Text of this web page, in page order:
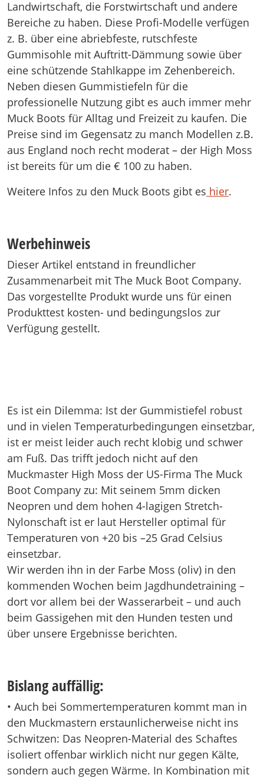
Landwirtschaft, die Forstwirtschaft und andere
Bereiche zu haben. Diese Profi-Modelle verfügen
z. B. über eine abriebfeste, rutschfeste
Gummisohle mit Auftritt-Dämmung sowie über
eine schützende Stahlkappe im Zehenbereich.
Neben diesen Gummistiefeln für die
professionelle Nutzung gibt es auch immer mehr
Muck Boots für Alltag und Freizeit zu kaufen. Die
Preise sind im Gegensatz zu manch Modellen z.B.
aus England noch recht moderat – der High Moss
ist bereits für um die € 100 zu haben.
Weitere Infos zu den Muck Boots gibt es hier.
Werbehinweis
Dieser Artikel entstand in freundlicher
Zusammenarbeit mit The Muck Boot Company.
Das vorgestellte Produkt wurde uns für einen
Produkttest kosten- und bedingungslos zur
Verfügung gestellt.
Es ist ein Dilemma: Ist der Gummistiefel robust
und in vielen Temperaturbedingungen einsetzbar,
ist er meist leider auch recht klobig und schwer
am Fuß. Das trifft jedoch nicht auf den
Muckmaster High Moss der US-Firma The Muck
Boot Company zu: Mit seinem 5mm dicken
Neopren und dem hohen 4-lagigen Stretch-
Nylonschaft ist er laut Hersteller optimal für
Temperaturen von +20 bis –25 Grad Celsius
einsetzbar.
Wir werden ihn in der Farbe Moss (oliv) in den
kommenden Wochen beim Jagdhundetraining –
dort vor allem bei der Wasserarbeit – und auch
beim Gassigehen mit den Hunden testen und
über unsere Ergebnisse berichten.
Bislang auffällig:
• Auch bei Sommertemperaturen kommt man in
den Muckmastern erstaunlicherweise nicht ins
Schwitzen: Das Neopren-Material des Schaftes
isoliert offenbar wirklich nicht nur gegen Kälte,
sondern auch gegen Wärme. In Kombination mit